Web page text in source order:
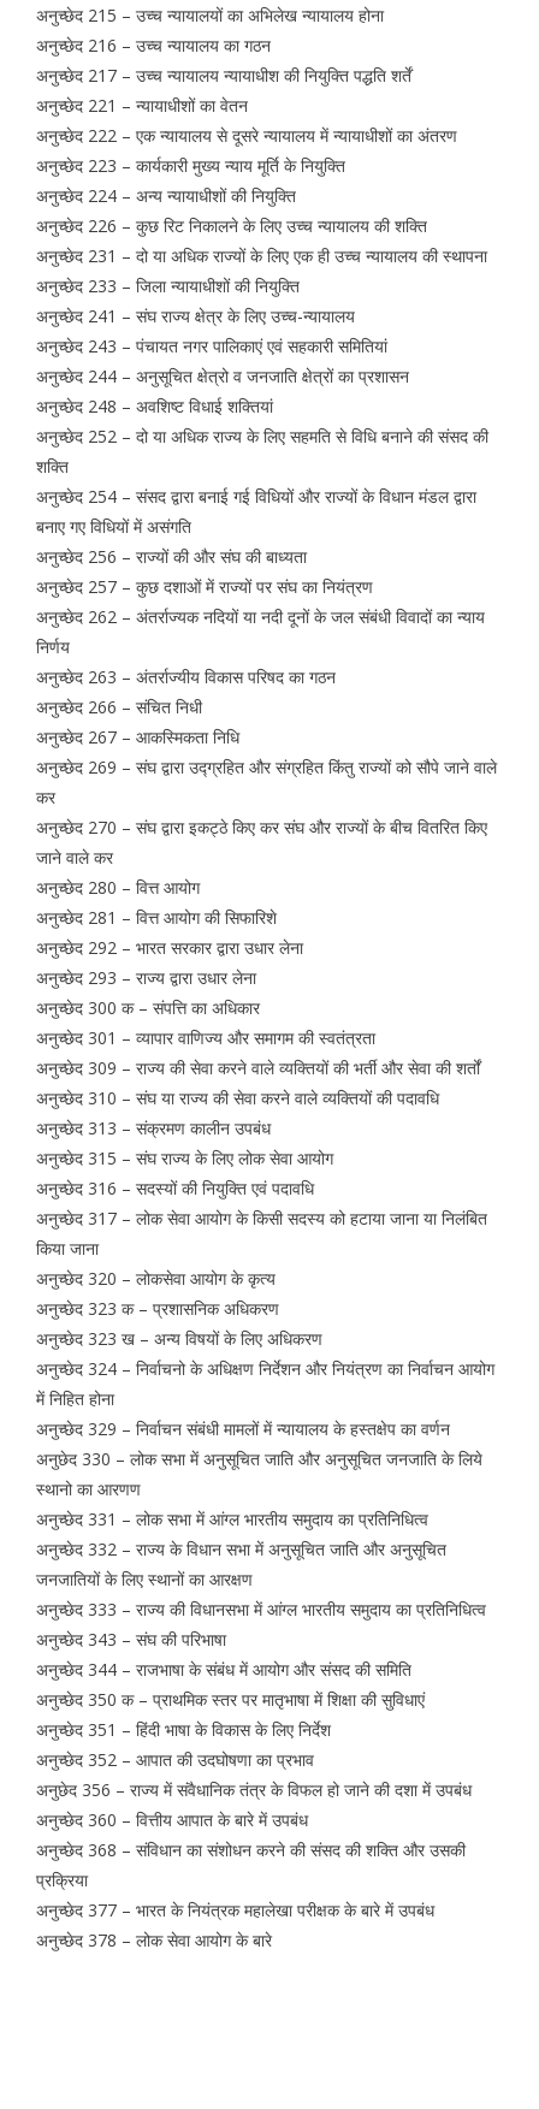
अनुच्छेद 215 – उच्च न्यायालयों का अभिलेख न्यायालय होना
अनुच्छेद 216 – उच्च न्यायालय का गठन
अनुच्छेद 217 – उच्च न्यायालय न्यायाधीश की नियुक्ति पद्धति शर्तें
अनुच्छेद 221 – न्यायाधीशों का वेतन
अनुच्छेद 222 – एक न्यायालय से दूसरे न्यायालय में न्यायाधीशों का अंतरण
अनुच्छेद 223 – कार्यकारी मुख्य न्याय मूर्ति के नियुक्ति
अनुच्छेद 224 – अन्य न्यायाधीशों की नियुक्ति
अनुच्छेद 226 – कुछ रिट निकालने के लिए उच्च न्यायालय की शक्ति
अनुच्छेद 231 – दो या अधिक राज्यों के लिए एक ही उच्च न्यायालय की स्थापना
अनुच्छेद 233 – जिला न्यायाधीशों की नियुक्ति
अनुच्छेद 241 – संघ राज्य क्षेत्र के लिए उच्च-न्यायालय
अनुच्छेद 243 – पंचायत नगर पालिकाएं एवं सहकारी समितियां
अनुच्छेद 244 – अनुसूचित क्षेत्रो व जनजाति क्षेत्रों का प्रशासन
अनुच्छेद 248 – अवशिष्ट विधाई शक्तियां
अनुच्छेद 252 – दो या अधिक राज्य के लिए सहमति से विधि बनाने की संसद की
शक्ति
अनुच्छेद 254 – संसद द्वारा बनाई गई विधियों और राज्यों के विधान मंडल द्वारा
बनाए गए विधियों में असंगति
अनुच्छेद 256 – राज्यों की और संघ की बाध्यता
अनुच्छेद 257 – कुछ दशाओं में राज्यों पर संघ का नियंत्रण
अनुच्छेद 262 – अंतर्राज्यक नदियों या नदी दूनों के जल संबंधी विवादों का न्याय
निर्णय
अनुच्छेद 263 – अंतर्राज्यीय विकास परिषद का गठन
अनुच्छेद 266 – संचित निधी
अनुच्छेद 267 – आकस्मिकता निधि
अनुच्छेद 269 – संघ द्वारा उद्ग्रहित और संग्रहित किंतु राज्यों को सौपे जाने वाले
कर
अनुच्छेद 270 – संघ द्वारा इकट्ठे किए कर संघ और राज्यों के बीच वितरित किए
जाने वाले कर
अनुच्छेद 280 – वित्त आयोग
अनुच्छेद 281 – वित्त आयोग की सिफारिशे
अनुच्छेद 292 – भारत सरकार द्वारा उधार लेना
अनुच्छेद 293 – राज्य द्वारा उधार लेना
अनुच्छेद 300 क – संपत्ति का अधिकार
अनुच्छेद 301 – व्यापार वाणिज्य और समागम की स्वतंत्रता
अनुच्छेद 309 – राज्य की सेवा करने वाले व्यक्तियों की भर्ती और सेवा की शर्तों
अनुच्छेद 310 – संघ या राज्य की सेवा करने वाले व्यक्तियों की पदावधि
अनुच्छेद 313 – संक्रमण कालीन उपबंध
अनुच्छेद 315 – संघ राज्य के लिए लोक सेवा आयोग
अनुच्छेद 316 – सदस्यों की नियुक्ति एवं पदावधि
अनुच्छेद 317 – लोक सेवा आयोग के किसी सदस्य को हटाया जाना या निलंबित
किया जाना
अनुच्छेद 320 – लोकसेवा आयोग के कृत्य
अनुच्छेद 323 क – प्रशासनिक अधिकरण
अनुच्छेद 323 ख – अन्य विषयों के लिए अधिकरण
अनुच्छेद 324 – निर्वाचनो के अधिक्षण निर्देशन और नियंत्रण का निर्वाचन आयोग
में निहित होना
अनुच्छेद 329 – निर्वाचन संबंधी मामलों में न्यायालय के हस्तक्षेप का वर्णन
अनुछेद 330 – लोक सभा में अनुसूचित जाति और अनुसूचित जनजाति के लिये
स्थानो का आरणण
अनुच्छेद 331 – लोक सभा में आंग्ल भारतीय समुदाय का प्रतिनिधित्व
अनुच्छेद 332 – राज्य के विधान सभा में अनुसूचित जाति और अनुसूचित
जनजातियों के लिए स्थानों का आरक्षण
अनुच्छेद 333 – राज्य की विधानसभा में आंग्ल भारतीय समुदाय का प्रतिनिधित्व
अनुच्छेद 343 – संघ की परिभाषा
अनुच्छेद 344 – राजभाषा के संबंध में आयोग और संसद की समिति
अनुच्छेद 350 क – प्राथमिक स्तर पर मातृभाषा में शिक्षा की सुविधाएं
अनुच्छेद 351 – हिंदी भाषा के विकास के लिए निर्देश
अनुच्छेद 352 – आपात की उदघोषणा का प्रभाव
अनुछेद 356 – राज्य में संवैधानिक तंत्र के विफल हो जाने की दशा में उपबंध
अनुच्छेद 360 – वित्तीय आपात के बारे में उपबंध
अनुच्छेद 368 – संविधान का संशोधन करने की संसद की शक्ति और उसकी
प्रक्रिया
अनुच्छेद 377 – भारत के नियंत्रक महालेखा परीक्षक के बारे में उपबंध
अनुच्छेद 378 – लोक सेवा आयोग के बारे